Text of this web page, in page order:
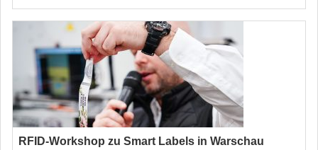
RFID-Workshop zu Smart Labels in Warschau